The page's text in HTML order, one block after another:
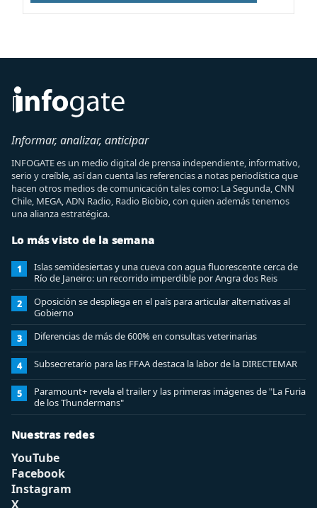
Informar, analizar, anticipar
INFOGATE es un medio digital de prensa independiente, informativo,
serio y creíble, así dan cuenta las referencias a notas periodística que
hacen otros medios de comunicación tales como: La Segunda, CNN
Chile, MEGA, ADN Radio, Radio Biobio, con quien además tenemos
una alianza estratégica.
Lo más visto de la semana
1
Islas semidesiertas y una cueva con agua fluorescente cerca de
Río de Janeiro: un recorrido imperdible por Angra dos Reis
2
Oposición se despliega en el país para articular alternativas al
Gobierno
3 Diferencias de más de 600% en consultas veterinarias
4 Subsecretario para las FFAA destaca la labor de la DIRECTEMAR
5
Paramount+ revela el trailer y las primeras imágenes de "La Furia
de los Thundermans"
Nuestras redes
YouTube
Facebook
Instagram
X